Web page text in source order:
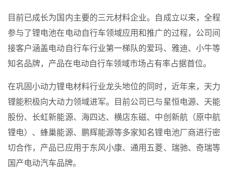
目前已成长为国内主要的三元材料企业。自成立以来，全程
参与了锂电池在电动自行车领域应用和推广的过程，公司间
接客户涵盖电动自行车行业第一梯队的爱玛、雅迪、小牛等
知名品牌，产品在电动自行车领域市场占有率占据首位。
在巩固小动力锂电材料行业龙头地位的同时，近年来，天力
锂能积极向大动力领域进军。目前公司已与星恒电源、天能
股份、长虹新能源、海四达、横店东磁、中创新航（原中航
锂电）、蜂巢能源、鹏辉能源等多家知名锂电池厂商进行密
切合作，产品已应用于东风小康、通用五菱、瑞驰、奇瑞等
国产电动汽车品牌。